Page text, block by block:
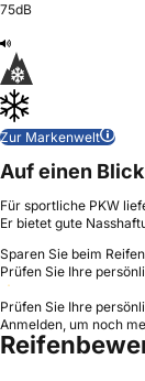
75dB
Zur Markenwelt
Auf einen Blick
Für sportliche PKW
Er bietet gute
Sparen Sie beim
Prüfen Sie Ihre
Prüfen Sie Ihre
Anmelden, um noch